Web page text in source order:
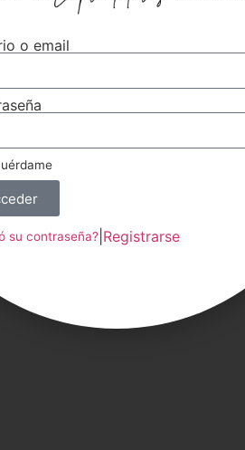
o email
su contraseña? Registrarse